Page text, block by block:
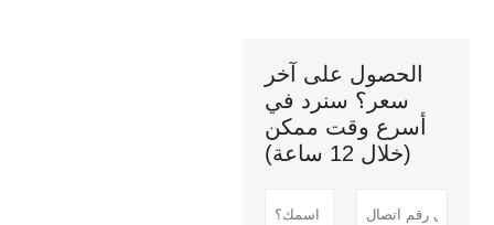
الحصول على آخر
سعر؟ سنرد في
أسرع وقت ممكن
(خلال 12 ساعة)